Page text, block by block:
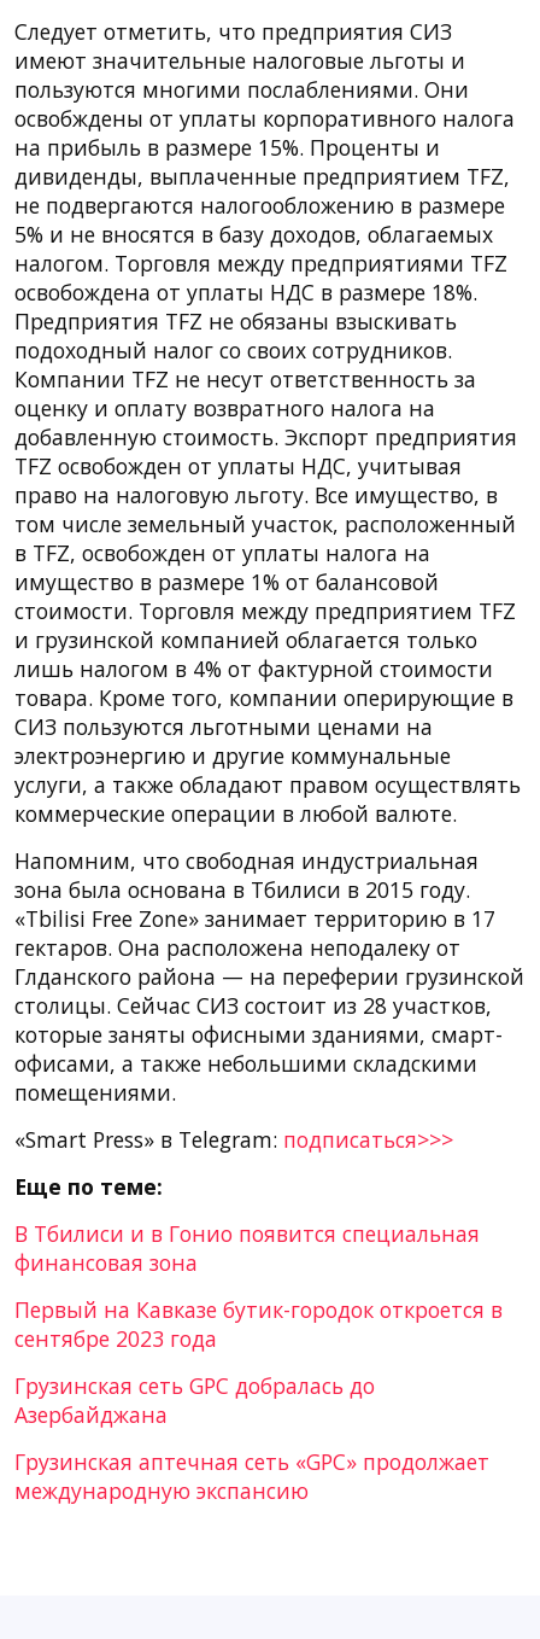
Следует отметить, что предприятия СИЗ
имеют значительные налоговые льготы и
пользуются многими послаблениями. Они
освобждены от уплаты корпоративного налога
на прибыль в размере 15%. Проценты и
дивиденды, выплаченные предприятием TFZ,
не подвергаются налогообложению в размере
5% и не вносятся в базу доходов, облагаемых
налогом. Торговля между предприятиями TFZ
освобождена от уплаты НДС в размере 18%.
Предприятия TFZ не обязаны взыскивать
подоходный налог со своих сотрудников.
Компании TFZ не несут ответственность за
оценку и оплату возвратного налога на
добавленную стоимость. Экспорт предприятия
TFZ освобожден от уплаты НДС, учитывая
право на налоговую льготу. Все имущество, в
том числе земельный участок, расположенный
в TFZ, освобожден от уплаты налога на
имущество в размере 1% от балансовой
стоимости. Торговля между предприятием TFZ
и грузинской компанией облагается только
лишь налогом в 4% от фактурной стоимости
товара. Кроме того, компании оперирующие в
СИЗ пользуются льготными ценами на
электроэнергию и другие коммунальные
услуги, а также обладают правом осуществлять
коммерческие операции в любой валюте.
Напомним, что свободная индустриальная
зона была основана в Тбилиси в 2015 году.
«Tbilisi Free Zone» занимает территорию в 17
гектаров. Она расположена неподалеку от
Глданского района — на переферии грузинской
столицы. Сейчас СИЗ состоит из 28 участков,
которые заняты офисными зданиями, смарт-
офисами, а также небольшими складскими
помещениями.
«Smart Press» в Telegram: подписаться>>>
Еще по теме:
В Тбилиси и в Гонио появится специальная
финансовая зона
Первый на Кавказе бутик-городок откроется в
сентябре 2023 года
Грузинская сеть GPC добралась до
Азербайджана
Грузинская аптечная сеть «GPC» продолжает
международную экспансию